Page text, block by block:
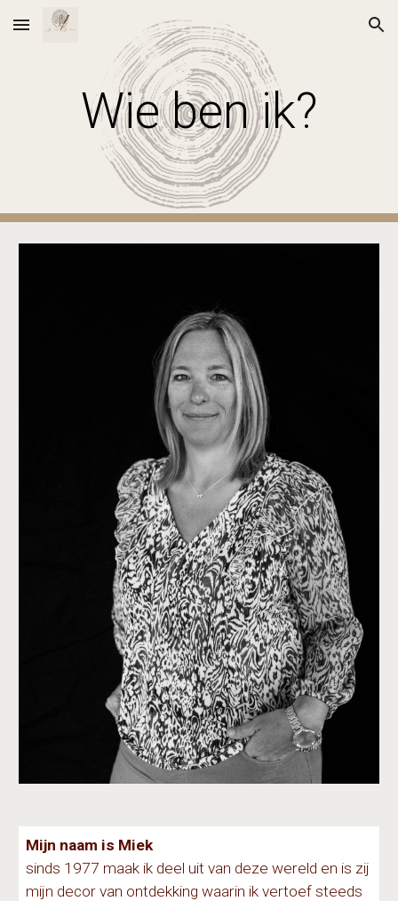
Skip to main content Skip to navigation
Wie ben ik?
Mijn naam is Miek
sinds 1977 maak ik deel uit van deze wereld en is zij
mijn decor van ontdekking waarin ik vertoef steeds